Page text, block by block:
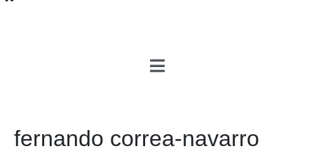
fernando correa-navarro